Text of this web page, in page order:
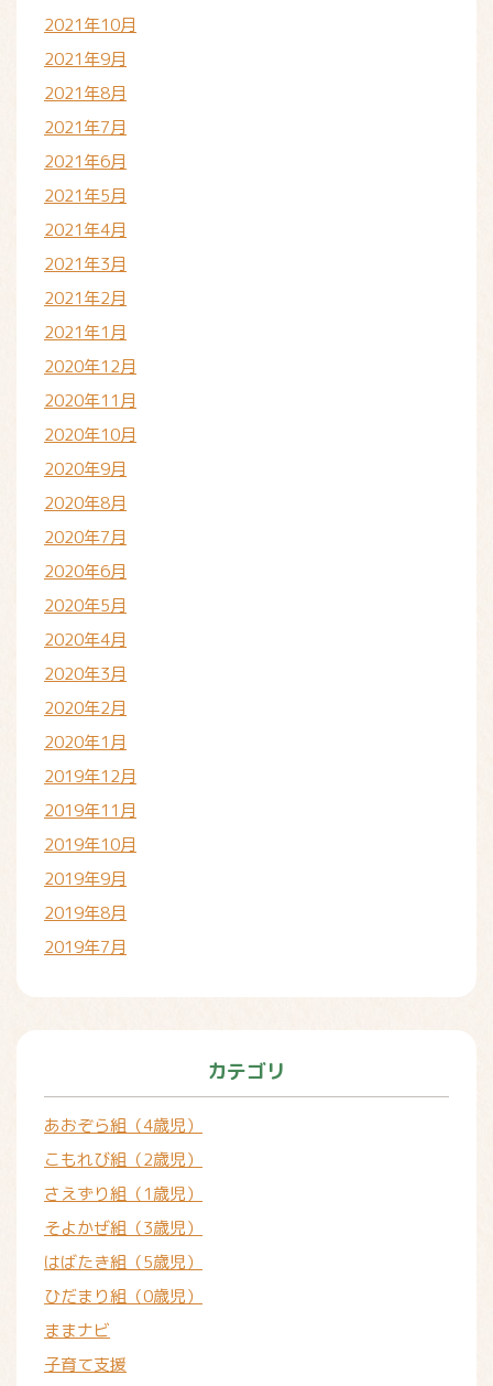
2021年10月
2021年9月
2021年8月
2021年7月
2021年6月
2021年5月
2021年4月
2021年3月
2021年2月
2021年1月
2020年12月
2020年11月
2020年10月
2020年9月
2020年8月
2020年7月
2020年6月
2020年5月
2020年4月
2020年3月
2020年2月
2020年1月
2019年12月
2019年11月
2019年10月
2019年9月
2019年8月
2019年7月
カテゴリ
あおぞら組（4歳児）
こもれび組（2歳児）
さえずり組（1歳児）
そよかぜ組（3歳児）
はばたき組（5歳児）
ひだまり組（0歳児）
ままナビ
子育て支援